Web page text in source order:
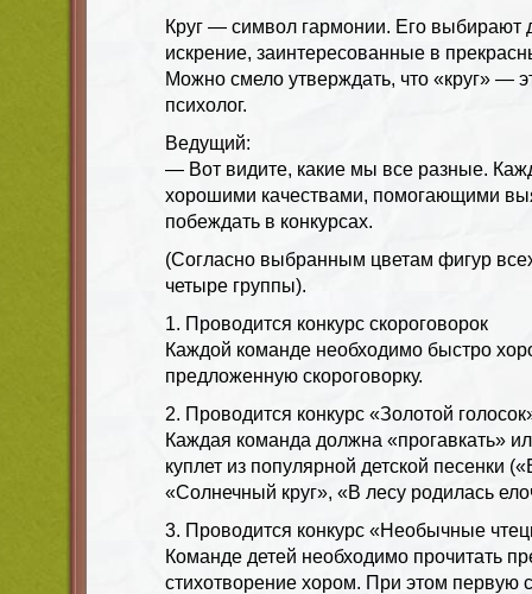
Круг — символ гармонии. Его выбирают
искрение, заинтересованные в
Можно смело утверждать, что «круг» —
психолог.
Ведущий:
— Вот видите, какие мы все разные.
хорошими качествами, помогающими
побеждать в конкурсах.
(Согласно выбранным цветам фигур
четыре группы).
1. Проводится конкурс скороговорок
Каждой команде необходимо быстро
предложенную скороговорку.
2. Проводится конкурс «Золотой
Каждая команда должна «прогавкать»
куплет из популярной детской песенки
«Солнечный круг», «В лесу родилась
3. Проводится конкурс «Необычные
Команде детей необходимо прочитать
стихотворение хором. При этом первую